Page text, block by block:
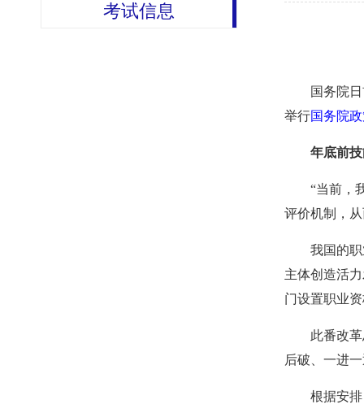
考试信息
国务院
举行国务院
年底前
“当前，
评价机制，
我国的
主体创造活
门设置职业
此番改
后破、一进
根据安